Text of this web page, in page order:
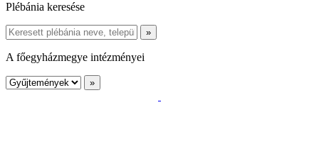
Plébánia keresése
A főegyházmegye intézményei